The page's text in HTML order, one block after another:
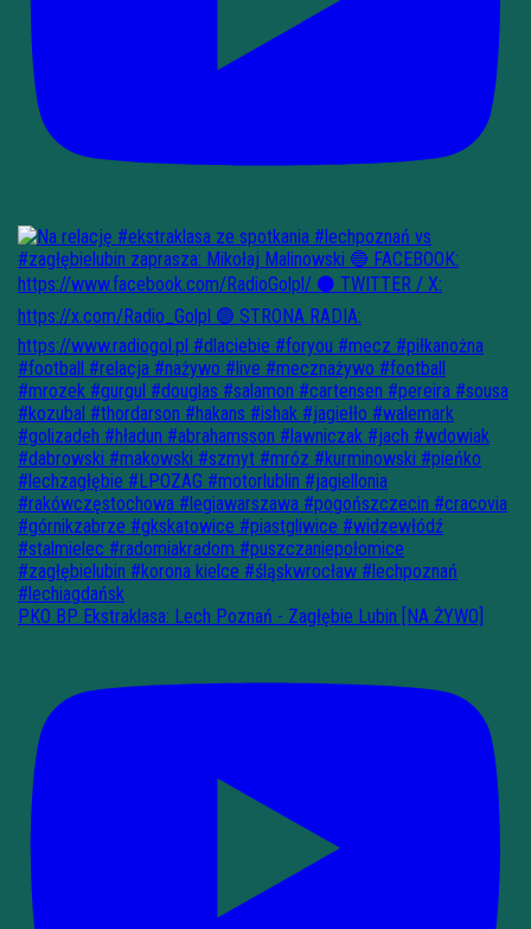
PKO BP Ekstraklasa: Lech Poznań - Zagłębie Lubin [NA ŻYWO]